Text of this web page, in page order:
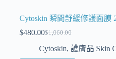
Cytoskin 瞬間舒緩修護面膜
$1,060.00
$480.00
Cytoskin, 護膚品 Skin